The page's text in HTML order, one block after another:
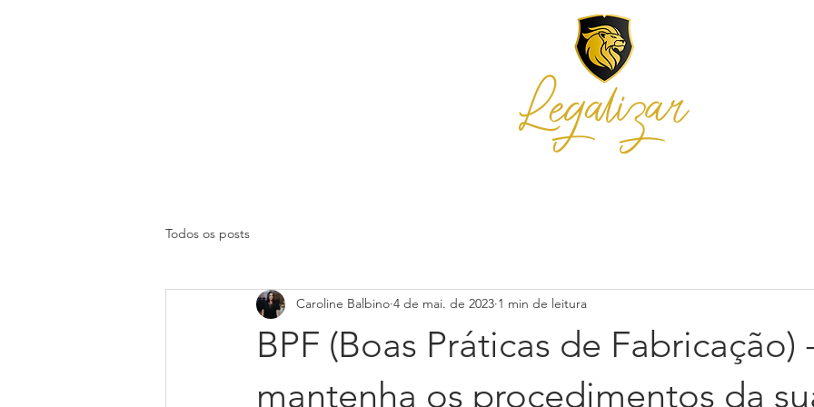
Todos os posts
BPF (Boas Práticas de Fabricação)
mantenha os procedimentos da
Caroline Balbino 4 de mai. de 2023 1 min de leitura